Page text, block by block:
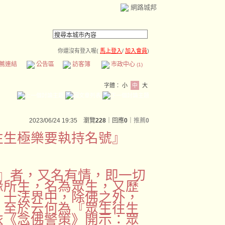
網路城邦
你還沒有登入喔( 馬上登入/ 加入會員)
連結 公告區 訪客簿 市政中心 (1)
字體： 小 中 大
2023/06/24 19:35 瀏覽228 ｜回應0 推薦0
極樂要執持名號』
者，又名有情，即一切
生，名為眾生，又歷
法界中，除佛之外，
於云何為『眾生往生
念佛警策》開示：眾